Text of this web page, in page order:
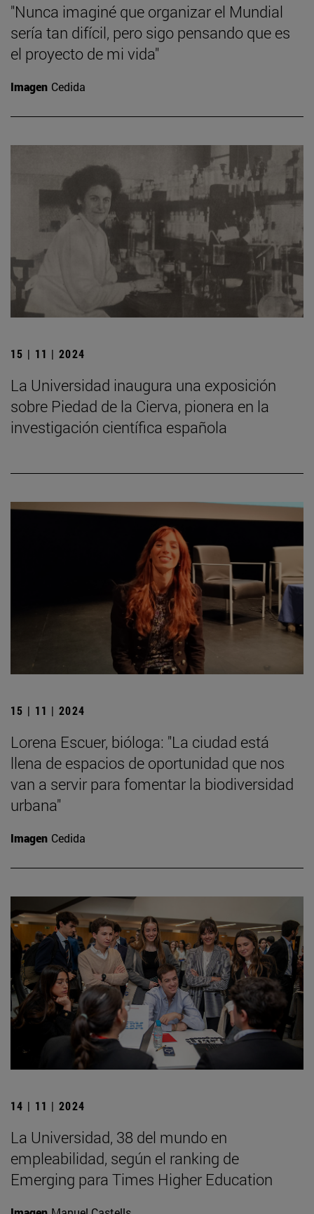
"Nunca imaginé que organizar el Mundial
sería tan difícil, pero sigo pensando que es
el proyecto de mi vida"
Imagen Cedida
15 | 11 | 2024
La Universidad inaugura una exposición
sobre Piedad de la Cierva, pionera en la
investigación científica española
15 | 11 | 2024
Lorena Escuer, bióloga: "La ciudad está
llena de espacios de oportunidad que nos
van a servir para fomentar la biodiversidad
urbana"
Imagen Cedida
14 | 11 | 2024
La Universidad, 38 del mundo en
empleabilidad, según el ranking de
Emerging para Times Higher Education